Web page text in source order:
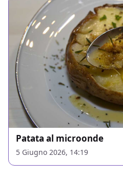
Patata al microonde
5 Giugno 2026, 14:19